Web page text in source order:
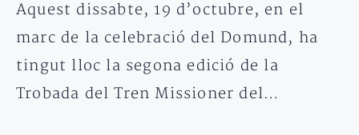
Aquest dissabte, 19 d’octubre, en el
marc de la celebració del Domund, ha
tingut lloc la segona edició de la
Trobada del Tren Missioner del…